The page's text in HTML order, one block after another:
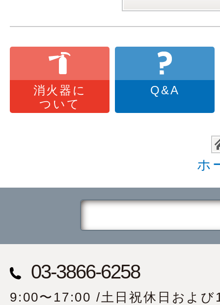
消火器に
ついて
Q&A
ホ
03-3866-6258
9:00〜17:00 /土日祝休日およ